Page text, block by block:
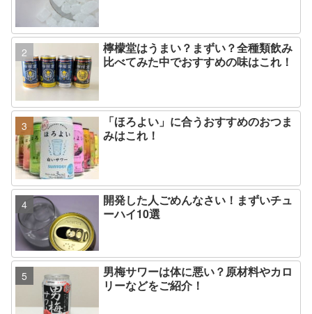
檸檬堂はうまい？まずい？全種類飲み
比べてみた中でおすすめの味はこれ！
「ほろよい」に合うおすすめのおつま
みはこれ！
開発した人ごめんなさい！まずいチュ
ーハイ10選
男梅サワーは体に悪い？原材料やカロ
リーなどをご紹介！